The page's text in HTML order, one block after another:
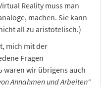
Reality muss man
machen. Sie kann
all zu aristotelisch.)
mich mit der
Fragen
waren wir übrigens auch
Annahmen und Arbeiten“